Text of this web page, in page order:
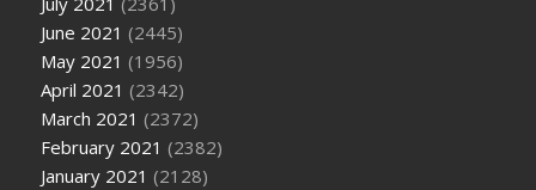
June 2021 (2445)
May 2021 (1956)
April 2021 (2342)
March 2021 (2372)
February 2021 (2382)
January 2021 (2128)